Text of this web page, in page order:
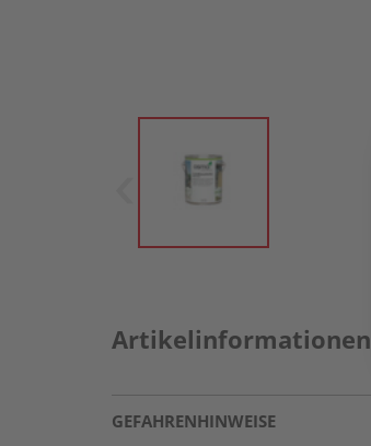
Artikelinformationen
GEFAHRENHINWEISE